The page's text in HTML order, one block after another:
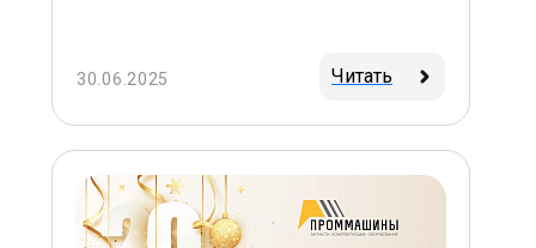
30.06.2025 Читать